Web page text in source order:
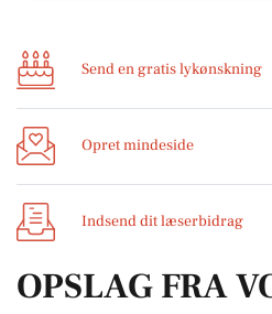
Send en gratis lykønskning
Opret mindeside
Indsend dit læserbidrag
OPSLAG FRA